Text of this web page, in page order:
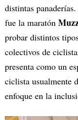
distintas
fue la maratón
probar distintos
colectivos de
presenta como un
ciclista usualmente
enfoque en la